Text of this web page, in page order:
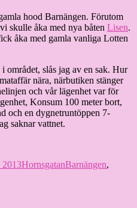
hood Barnängen. Förutom
skulle åka med nya båten Lisen.
åka med gamla vanliga Lotten
området, slås jag av en sak. Hur
nära, närbutiken stänger
och vår lägenhet var för
Konsum 100 meter bort,
och en dygnetruntöppen 7-
saknar vattnet.
2013Kategorier
HornsgatanEtiketter
Barnängen,